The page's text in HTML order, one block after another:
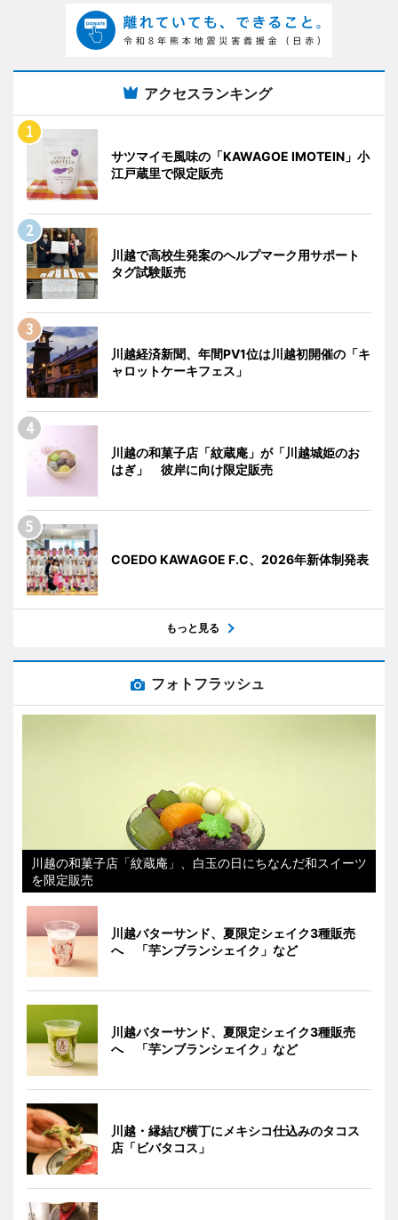
アクセスランキング
サツマイモ風味の「KAWAGOE IMOTEIN」小
江戸蔵里で限定販売
川越で高校生発案のヘルプマーク用サポート
タグ試験販売
川越経済新聞、年間PV1位は川越初開催の「キ
ャロットケーキフェス」
川越の和菓子店「紋蔵庵」が「川越城姫のお
はぎ」 彼岸に向け限定販売
COEDO KAWAGOE F.C、2026年新体制発表
もっと見る
フォトフラッシュ
川越の和菓子店「紋蔵庵」、白玉の日にちなんだ和スイーツ
を限定販売
川越バターサンド、夏限定シェイク3種販売
へ 「芋ンブランシェイク」など
川越バターサンド、夏限定シェイク3種販売
へ 「芋ンブランシェイク」など
川越・縁結び横丁にメキシコ仕込みのタコス
店「ビバタコス」